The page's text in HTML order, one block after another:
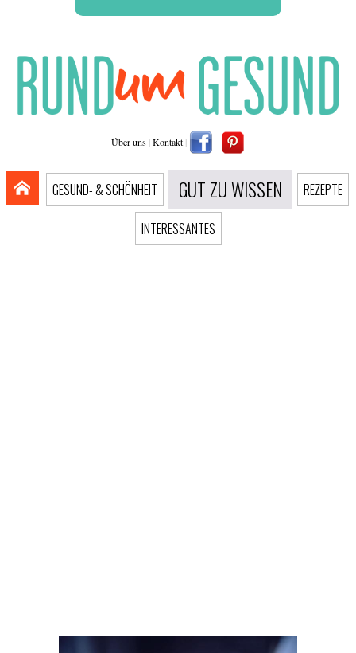
Über uns |Kontakt |
GESUND- & SCHÖNHEIT GUT ZU WISSEN REZEPTE
INTERESSANTES